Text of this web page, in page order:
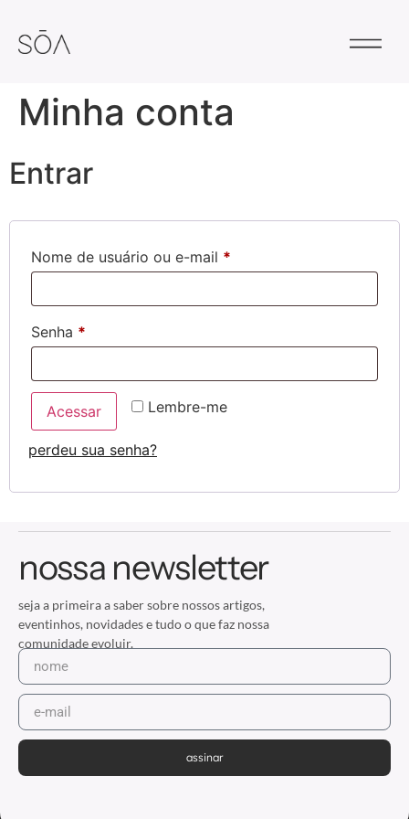
Minha conta
Entrar
Nome de usuário ou e-mail *
Senha *
Lembre-me
Acessar
perdeu sua senha?
nossa newsletter
seja a primeira a saber sobre nossos artigos,
eventinhos, novidades e tudo o que faz nossa
comunidade evoluir.
assinar